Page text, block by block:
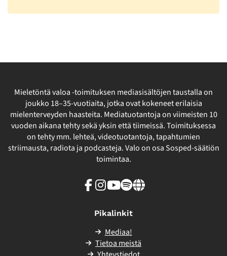
Mieletöntä valoa -toimituksen mediasisältöjen taustalla on
joukko 18–35-vuotiaita, jotka ovat kokeneet erilaisia
mielenterveyden haasteita. Mediatuotantoja on viimeisten 10
vuoden aikana tehty sekä yksin että tiimeissä. Toimituksessa
on tehty mm. lehteä, videotuotantoja, tapahtumien
striimausta, radiota ja podcasteja. Valo on osa Sosped-säätiön
toimintaa.
Facebook
Instagram
Youtube
SpotifyLinkki
Pikalinkit
Mediaa!
Tietoa meistä